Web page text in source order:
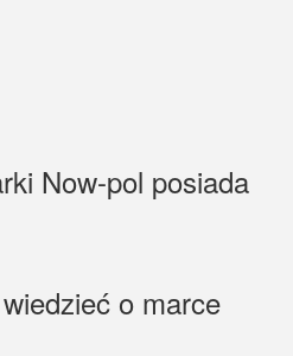
Now-pol posiada
o marce